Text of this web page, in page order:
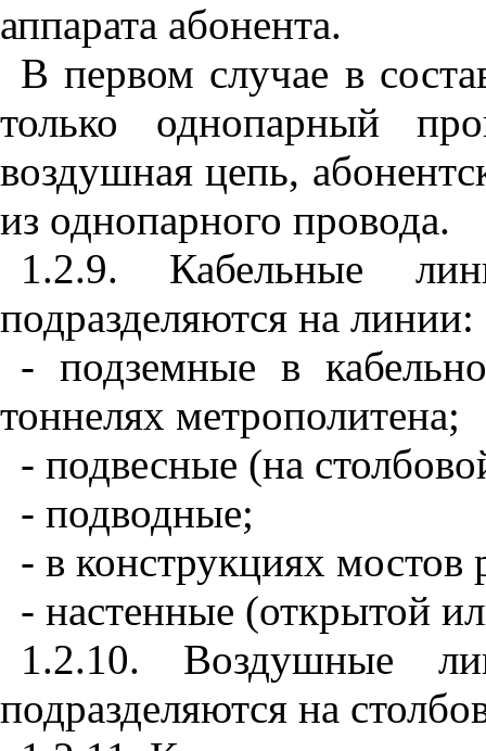
аппарата абонента.
В первом случае в
только однопарный
воздушная цепь,
из однопарного провода.
1.2.9. Кабельные
подразделяются на линии:
- подземные в
тоннелях метрополитена;
- подвесные (на
- подводные;
- в конструкциях мостов
- настенные (открытой
1.2.10. Воздушные
подразделяются на